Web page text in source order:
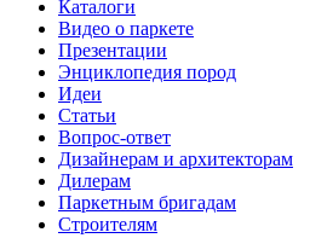
Каталоги
Видео о паркете
Презентации
Энциклопедия пород
Идеи
Статьи
Вопрос-ответ
Дизайнерам и архитекторам
Дилерам
Паркетным бригадам
Строителям